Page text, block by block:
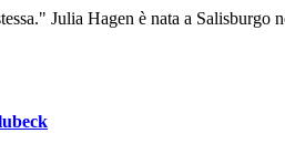
Julia Hagen è nata a Salisburgo